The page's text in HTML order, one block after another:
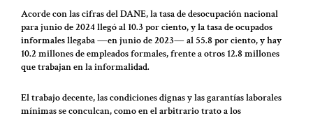
Acorde con las cifras del DANE, la tasa de desocupación nacional
para junio de 2024 llegó al 10.3 por ciento, y la tasa de ocupados
informales llegaba ―en junio de 2023― al 55.8 por ciento, y hay
10.2 millones de empleados formales, frente a otros 12.8 millones
que trabajan en la informalidad.
El trabajo decente, las condiciones dignas y las garantías laborales
mínimas se conculcan, como en el arbitrario trato a los